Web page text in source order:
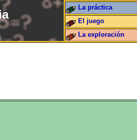
La práctica
El juego
La exploración